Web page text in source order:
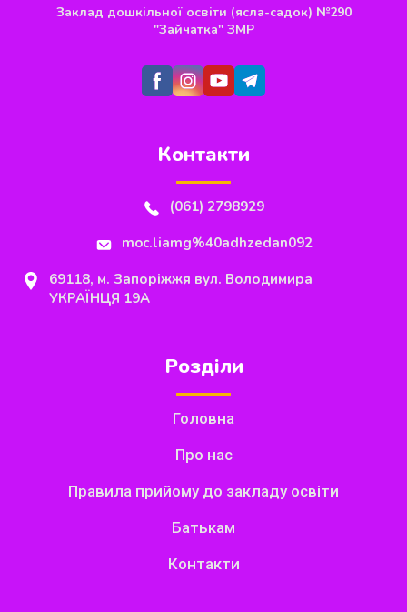
Заклад дошкільної освіти (ясла-садок) №290
"Зайчатка" ЗМР
Контакти
(061) 2798929
moc.liamg%40adhzedan092
69118, м. Запоріжжя вул. Володимира
УКРАЇНЦЯ 19А
Розділи
Головна
Про нас
Правила прийому до закладу освіти
Батькам
Контакти